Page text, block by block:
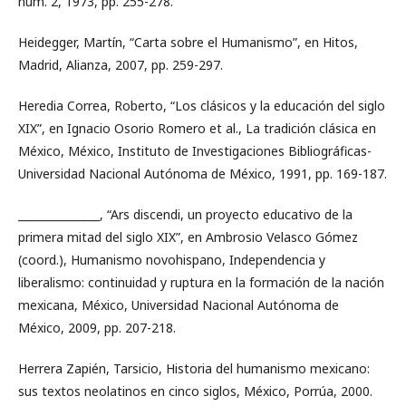
Heidegger, Martín, “Carta sobre el Humanismo”, en Hitos,
Madrid, Alianza, 2007, pp. 259-297.
Heredia Correa, Roberto, “Los clásicos y la educación del siglo
XIX”, en Ignacio Osorio Romero et al., La tradición clásica en
México, México, Instituto de Investigaciones Bibliográficas-
Universidad Nacional Autónoma de México, 1991, pp. 169-187.
_______________, “Ars discendi, un proyecto educativo de la
primera mitad del siglo XIX”, en Ambrosio Velasco Gómez
(coord.), Humanismo novohispano, Independencia y
liberalismo: continuidad y ruptura en la formación de la nación
mexicana, México, Universidad Nacional Autónoma de
México, 2009, pp. 207-218.
Herrera Zapién, Tarsicio, Historia del humanismo mexicano:
sus textos neolatinos en cinco siglos, México, Porrúa, 2000.